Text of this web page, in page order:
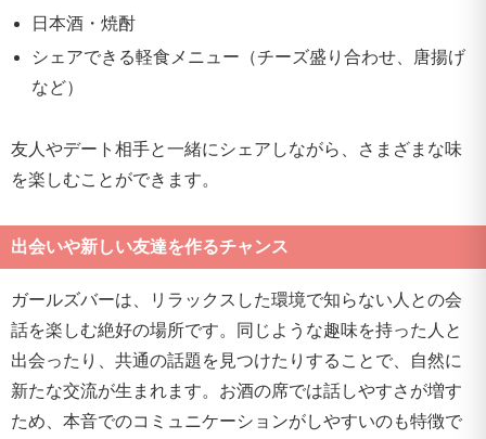
日本酒・焼酎
シェアできる軽食メニュー（チーズ盛り合わせ、唐揚げ
など）
友人やデート相手と一緒にシェアしながら、さまざまな味
を楽しむことができます。
出会いや新しい友達を作るチャンス
ガールズバーは、リラックスした環境で知らない人との会
話を楽しむ絶好の場所です。同じような趣味を持った人と
出会ったり、共通の話題を見つけたりすることで、自然に
新たな交流が生まれます。お酒の席では話しやすさが増す
ため、本音でのコミュニケーションがしやすいのも特徴で